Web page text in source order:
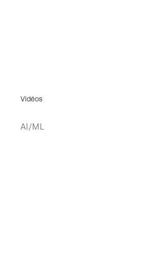
Vidéos
AI/ML